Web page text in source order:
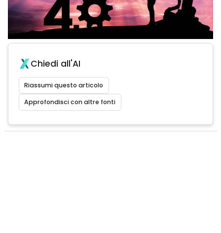
Chiedi all'AI
Riassumi questo articolo
Approfondisci con altre fonti